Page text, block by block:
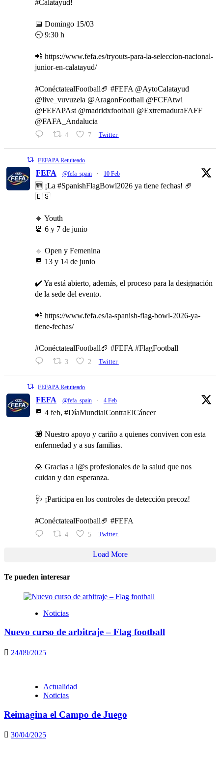
#Calatayud!
📅 Domingo 15/03
🕤 9:30 h
📲 https://www.fefa.es/tryouts-para-la-seleccion-nacional-
junior-en-calatayud/
#ConéctatealFootball🏈 #FEFA @AytoCalatayud
@live_vuvuzela @AragonFootball @FCFAtwi
@FEFAPAst @madridxfootball @ExtremaduraFAFF
@FAFA_Andalucia
4 7 Twitter
FEFAPA Retuiteado
FEFA @fefa_spain · 10 Feb
🆕 ¡La #SpanishFlagBowl2026 ya tiene fechas! 🏈
🇪🇸
🔹 Youth
📆 6 y 7 de junio
🔹 Open y Femenina
📆 13 y 14 de junio
✔️ Ya está abierto, además, el proceso para la designación
de la sede del evento.
📲 https://www.fefa.es/la-spanish-flag-bowl-2026-ya-
tiene-fechas/
#ConéctatealFootball🏈 #FEFA #FlagFootball
3 2 Twitter
FEFAPA Retuiteado
FEFA @fefa_spain · 4 Feb
📆 4 feb, #DíaMundialContraElCáncer
💟 Nuestro apoyo y cariño a quienes conviven con esta
enfermedad y a sus familias.
🙏 Gracias a l@s profesionales de la salud que nos
cuidan y dan esperanza.
🩺 ¡Participa en los controles de detección precoz!
#ConéctatealFootball🏈 #FEFA
4 5 Twitter
Load More
Te pueden interesar
Noticias
Nuevo curso de arbitraje – Flag football
24/09/2025
Actualidad
Noticias
Reimagina el Campo de Juego
30/04/2025